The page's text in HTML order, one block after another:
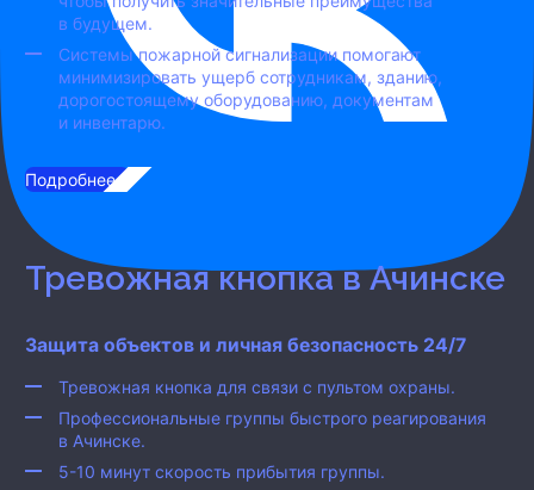
в будущем.
Системы пожарной сигнализации помогают
минимизировать ущерб сотрудникам, зданию,
дорогостоящему оборудованию, документам
и инвентарю.
Подробнее...
Тревожная кнопкав Ачинске
Защита объектов и личная безопасность 24/7
Тревожная кнопка для связи с пультом охраны.
Профессиональные группы быстрого реагирования
в Ачинске.
5-10 минут скорость прибытия группы.